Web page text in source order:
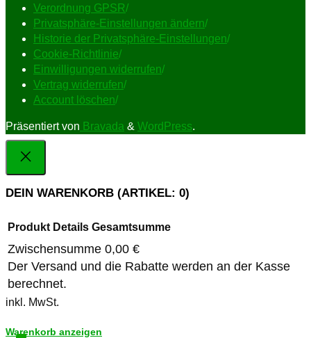
Verordnung GPSR/
Privatsphäre-Einstellungen ändern/
Historie der Privatsphäre-Einstellungen/
Cookie-Richtlinie/
Einwilligungen widerrufen/
Vertrag widerrufen/
Account löschen/
Präsentiert von Bravada & WordPress.
DEIN WARENKORB (ARTIKEL: 0)
Produkte
im
Produkt Details Gesamtsumme
Zwischensumme 0,00 €
Der Versand und die Rabatte werden an der Kasse
berechnet.
inkl. MwSt.
Warenkorb anzeigen